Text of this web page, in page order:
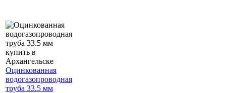
Оцинкованная
водогазопроводная
труба 33.5 мм